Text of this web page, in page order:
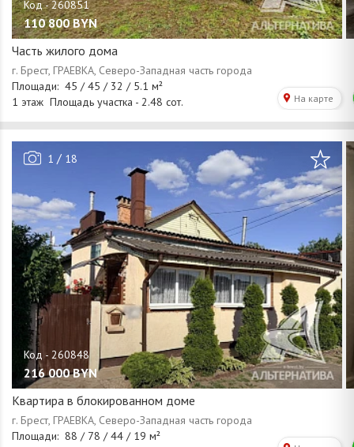
110 800 BYN
Часть жилого дома
1 / 18
216 000 BYN
Квартира в блокированном доме